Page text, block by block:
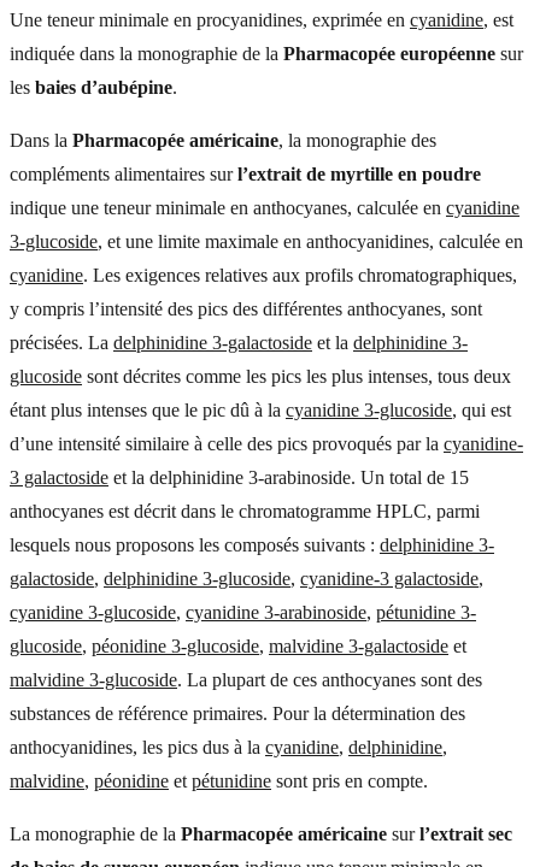
Une teneur minimale en procyanidines, exprimée en cyanidine, est
indiquée dans la monographie de la Pharmacopée européenne sur
les baies d’aubépine.
Dans la Pharmacopée américaine, la monographie des
compléments alimentaires surl’extrait de myrtille en poudre
indique une teneur minimale en anthocyanes, calculée en cyanidine
3-glucoside, et une limite maximale en anthocyanidines, calculée en
cyanidine. Les exigences relatives aux profils chromatographiques,
y compris l’intensité des pics des différentes anthocyanes, sont
précisées. La delphinidine 3-galactoside et la delphinidine 3-
glucoside sont décrites comme les pics les plus intenses, tous deux
étant plus intenses que le pic dû à la cyanidine 3-glucoside, qui est
d’une intensité similaire à celle des pics provoqués par la cyanidine-
3 galactoside et la delphinidine 3-arabinoside. Un total de 15
anthocyanes est décrit dans le chromatogramme HPLC, parmi
lesquels nous proposons les composés suivants : delphinidine 3-
galactoside, delphinidine 3-glucoside, cyanidine-3 galactoside,
cyanidine 3-glucoside, cyanidine 3-arabinoside, pétunidine 3-
glucoside, péonidine 3-glucoside, malvidine 3-galactoside et
malvidine 3-glucoside. La plupart de ces anthocyanes sont des
substances de référence primaires. Pour la détermination des
anthocyanidines, les pics dus à la cyanidine, delphinidine,
malvidine, péonidine et pétunidine sont pris en compte.
La monographie de la Pharmacopée américaine surl’extrait sec